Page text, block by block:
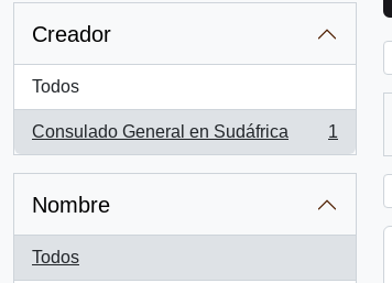
Creador
Todos
Consulado General en Sudáfrica
, 1 resultados
1
Nombre
Todos